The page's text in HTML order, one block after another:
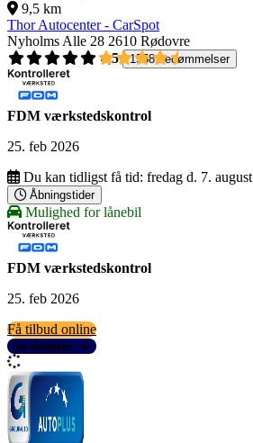
9,5 km
Thor Autocenter - CarSpot
Nyholms Alle 28 2610 Rødovre
4,5
1558 bedømmelser
FDM værkstedskontrol
25. feb 2026
Du kan tidligst få tid: fredag d. 7. august
Åbningstider
Mulighed for lånebil
FDM værkstedskontrol
25. feb 2026
Få tilbud online
Se detaljer